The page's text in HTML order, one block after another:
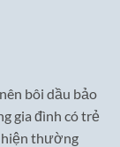
bôi dầu bảo
gia đình có trẻ
hiện thường